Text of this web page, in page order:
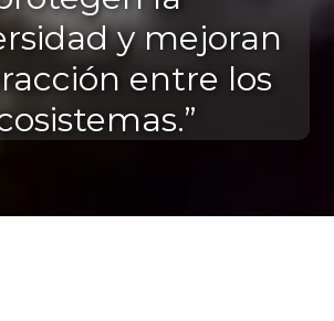
y mejoran
entre los